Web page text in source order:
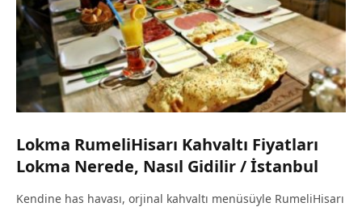
Lokma RumeliHisarı Kahvaltı Fiyatları
Lokma Nerede, Nasıl Gidilir / İstanbul
Kendine has havası, orjinal kahvaltı menüsüyle RumeliHisarı